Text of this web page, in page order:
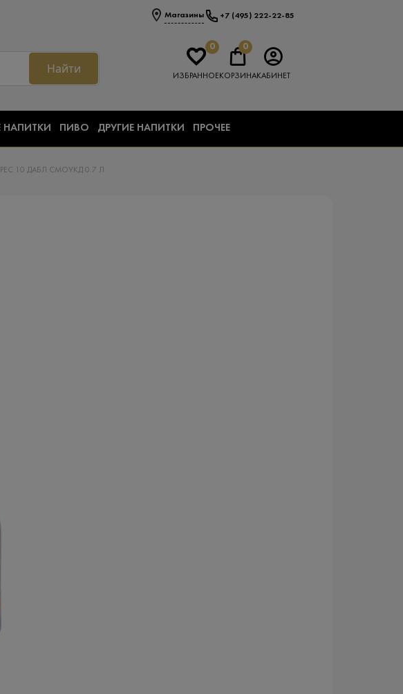
Магазины +7 (495) 222-22-85
Найти
0
ИЗБРАННОЕ
0
КОРЗИНАКАБИНЕТ
НАПИТКИ ПИВО ДРУГИЕ НАПИТКИ ПРОЧЕЕ
10 ДАБЛ СМОУКД 0.7 Л